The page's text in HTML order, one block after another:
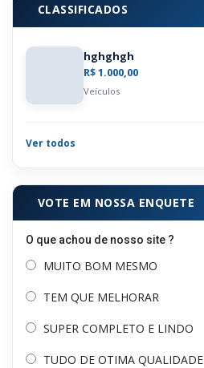
CLASSIFICADOS
hghghgh
R$ 1.000,00
Veículos
Ver todos
VOTE EM NOSSA ENQUETE
O que achou de nosso site ?
MUITO BOM MESMO
TEM QUE MELHORAR
SUPER COMPLETO E LINDO
TUDO DE OTIMA QUALIDADE